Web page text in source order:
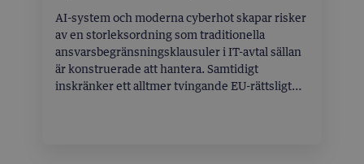
AI-system och moderna cyberhot skapar risker
av en storleksordning som traditionella
ansvarsbegränsningsklausuler i IT-avtal sällan
är konstruerade att hantera. Samtidigt
inskränker ett alltmer tvingande EU-rättsligt